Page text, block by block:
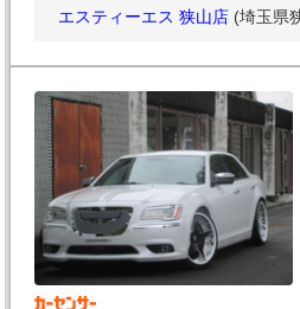
エスティーエス 狭山店 (埼玉県